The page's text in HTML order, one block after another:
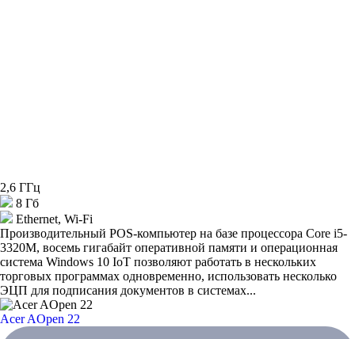
2,6 ГГц
8 Гб
Ethernet, Wi-Fi
Производительный POS-компьютер на базе процессора Core i5-
3320M, восемь гигабайт оперативной памяти и операционная
система Windows 10 IoT позволяют работать в нескольких
торговых программах одновременно, использовать несколько
ЭЦП для подписания документов в системах...
Acer AOpen 22